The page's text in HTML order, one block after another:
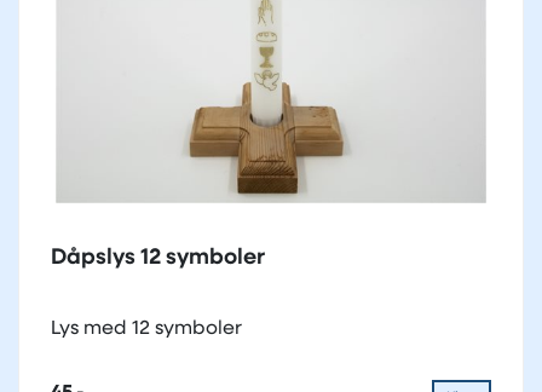
Dåpslys 12 symboler
Lys med 12 symboler